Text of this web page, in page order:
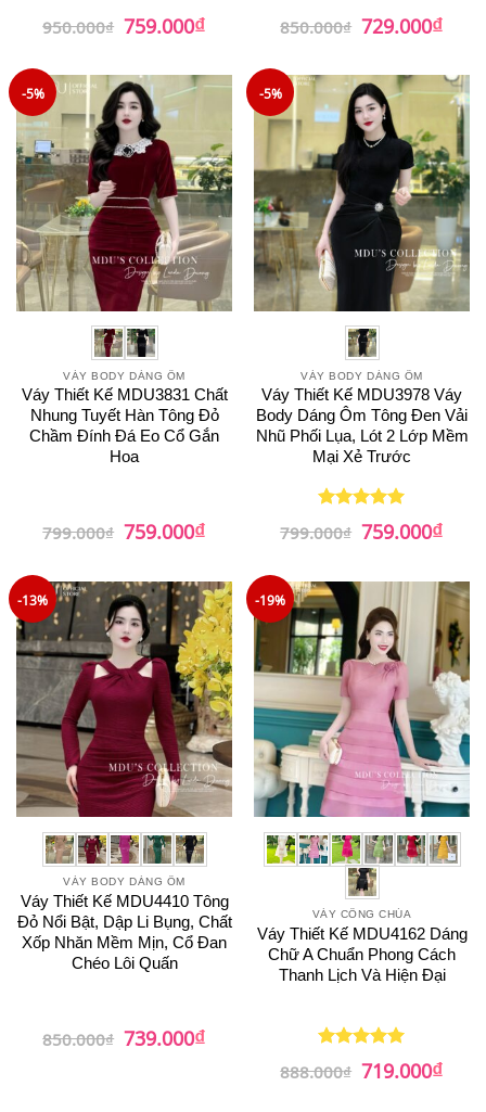
950.000₫ Giá
gốc
759.000₫Giá
hiện
759.000₫.
850.000₫ Giá
gốc
729.000₫Giá
hiện
-5%
VÁY BODY DÁNG ÔM
Váy Thiết Kế MDU3831 Chất
Nhung Tuyết Hàn Tông Đỏ
Chầm Đính Đá Eo Cổ Gắn
Hoa
799.000₫ Giá
gốc
759.000₫Giá
hiện
759.000₫.
-5%
VÁY BODY DÁNG ÔM
Váy Thiết Kế MDU3978 Váy
Body Dáng Ôm Tông Đen Vải
Nhũ Phối Lụa, Lót 2 Lớp Mềm
Mại Xẻ Trước
Được xếp
hạng
55
799.000₫ Giá
gốc
759.000₫Giá
hiện
-13%
VÁY BODY DÁNG ÔM
Váy Thiết Kế MDU4410 Tông
Đỏ Nổi Bật, Dập Li Bụng, Chất
Xốp Nhăn Mềm Mịn, Cổ Đan
Chéo Lôi Quấn
850.000₫ Giá
gốc
739.000₫Giá
hiện
-19%
VÁY CÔNG CHÚA
Váy Thiết Kế MDU4162 Dáng
Chữ A Chuẩn Phong Cách
Thanh Lịch Và Hiện Đại
Được xếp
hạng
55
888.000₫ Giá
gốc
719.000₫Giá
hiện